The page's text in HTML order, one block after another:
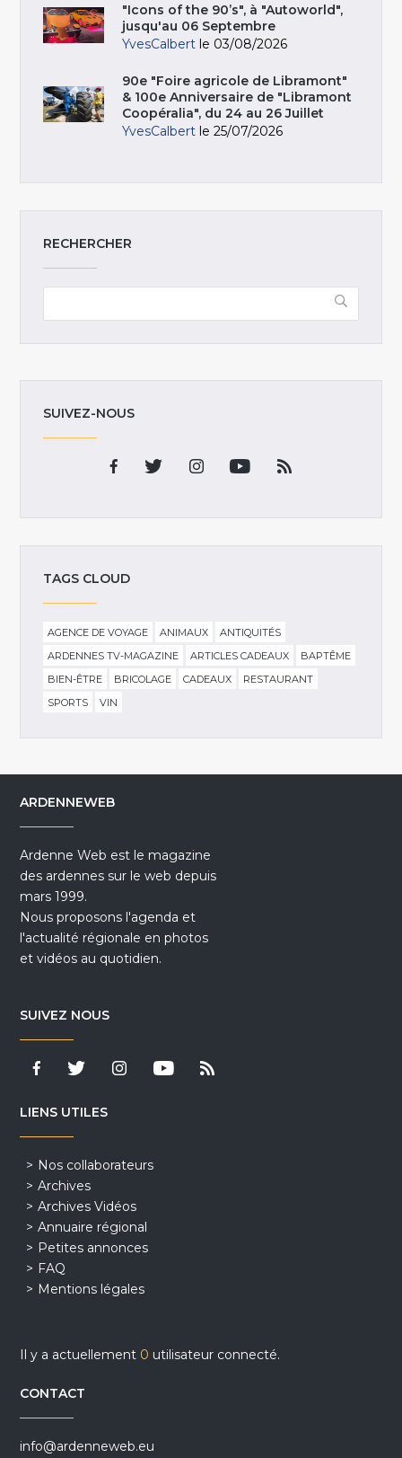
"Icons of the 90’s", à "Autoworld",
jusqu'au 06 Septembre
YvesCalbert le 03/08/2026
90e "Foire agricole de Libramont"
& 100e Anniversaire de "Libramont
Coopéralia", du 24 au 26 Juillet
YvesCalbert le 25/07/2026
RECHERCHER
SUIVEZ-NOUS
TAGS CLOUD
AGENCE DE VOYAGE ANIMAUX
ANTIQUITÉS
ARDENNES TV-MAGAZINE
ARTICLES CADEAUX
BAPTÊME
BIEN-ÊTRE
BRICOLAGE CADEAUX
RESTAURANT
SPORTS
VIN
ARDENNEWEB
Ardenne Web est le magazine
des ardennes sur le web depuis
mars 1999.
Nous proposons l'agenda et
l'actualité régionale en photos
et vidéos au quotidien.
SUIVEZ NOUS
LIENS UTILES
Nos collaborateurs
Archives
Archives Vidéos
Annuaire régional
Petites annonces
FAQ
Mentions légales
Il y a actuellement 0 utilisateur connecté.
CONTACT
info@ardenneweb.eu